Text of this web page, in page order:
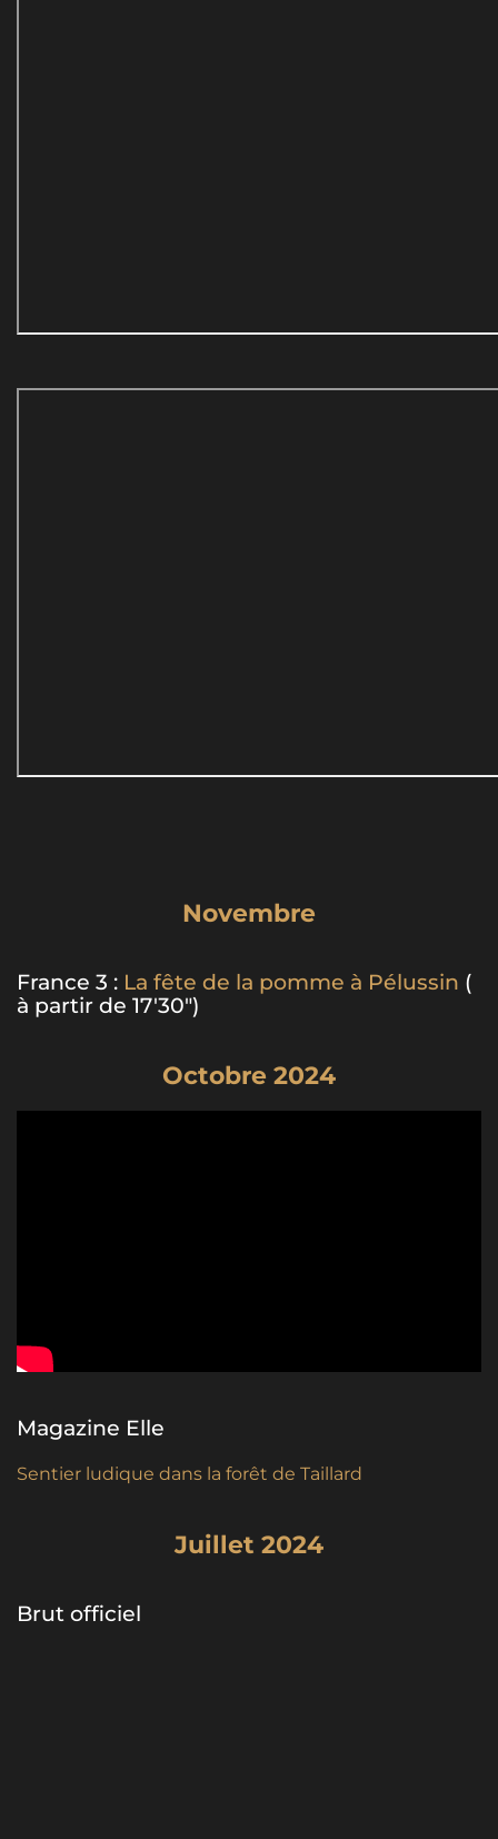
Novembre
France 3 : La fête de la pomme à Pélussin (
à partir de 17'30")
Octobre 2024
Magazine Elle
Sentier ludique dans la forêt de Taillard
Juillet 2024
Brut officiel